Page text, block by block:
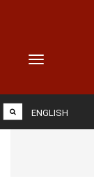
Toggle
ENGLISH